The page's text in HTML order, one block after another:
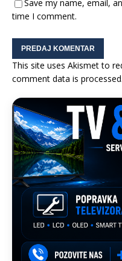
Save my name, email,
time I comment.
This site uses Akismet to
comment data is processed.